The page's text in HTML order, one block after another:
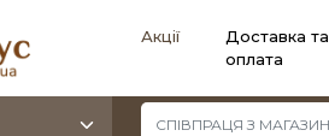
Акції
Доставка та
оплата